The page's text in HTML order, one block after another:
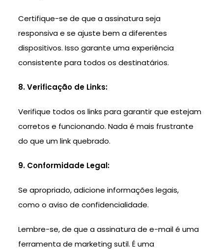
Certifique-se de que a assinatura seja
responsiva e se ajuste bem a diferentes
dispositivos. Isso garante uma experiência
consistente para todos os destinatários.
8. Verificação de Links:
Verifique todos os links para garantir que estejam
corretos e funcionando. Nada é mais frustrante
do que um link quebrado.
9. Conformidade Legal:
Se apropriado, adicione informações legais,
como o aviso de confidencialidade.
Lembre-se, de que a assinatura de e-mail é uma
ferramenta de marketing sutil. É uma